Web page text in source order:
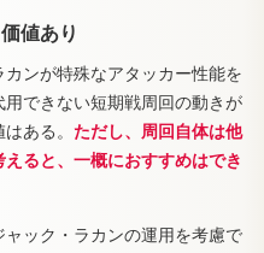
値あり
ンが特殊なアタッカー性能を
できない短期戦周回の動きが
ある。 ただし、周回自体は他
ると、一概におすすめはでき
ック・ラカンの運用を考慮で